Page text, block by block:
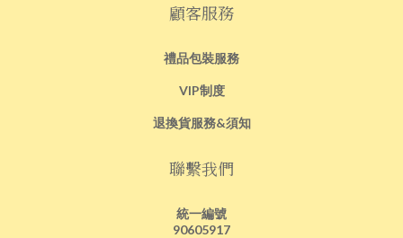
顧客服務
禮品包裝服務
VIP制度
退換貨服務&須知
聯繫我們
統一編號
90605917